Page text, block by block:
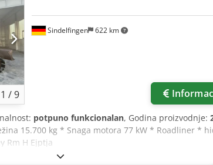
1 /9
Sindelfingen 622 km
potpuno funkcionalan, Godina proizvodnje:
15.700 kg * Snaga motora 77 kW * Roadliner *
Rm H Ejptja